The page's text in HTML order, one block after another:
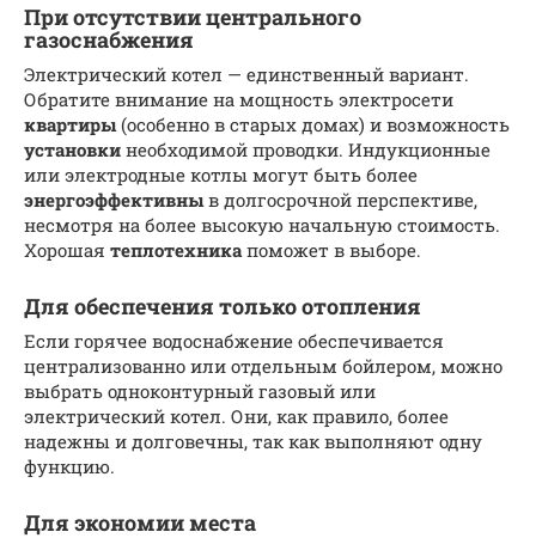
При отсутствии центрального
газоснабжения
Электрический котел — единственный вариант.
Обратите внимание на мощность электросети
квартиры (особенно в старых домах) и возможность
установки необходимой проводки. Индукционные
или электродные котлы могут быть более
энергоэффективны в долгосрочной перспективе,
несмотря на более высокую начальную стоимость.
Хорошая теплотехника поможет в выборе.
Для обеспечения только отопления
Если горячее водоснабжение обеспечивается
централизованно или отдельным бойлером, можно
выбрать одноконтурный газовый или
электрический котел. Они, как правило, более
надежны и долговечны, так как выполняют одну
функцию.
Для экономии места